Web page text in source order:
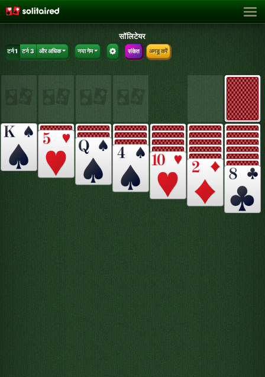
सॉलिटेयर
टर्न 1 टर्न 3 और अधिक नया गेम संकेत अनडू करें